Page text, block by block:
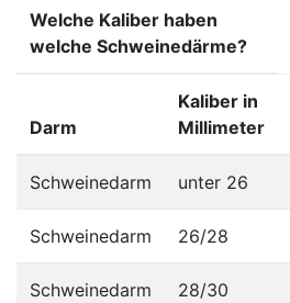
Welche Kaliber haben
welche Schweinedärme?
Darm
Kaliber in
Millimeter
Schweinedarm unter 26
Schweinedarm 26/28
Schweinedarm 28/30